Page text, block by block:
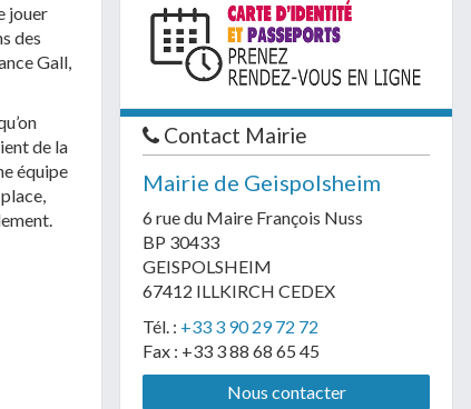
jouer
des
Gall,
de la
équipe
Contact Mairie
Mairie de Geispolsheim
6 rue du Maire François Nuss
BP 30433
GEISPOLSHEIM
67412 ILLKIRCH CEDEX
Tél. : +33 3 90 29 72 72
Fax : +33 3 88 68 65 45
Nous contacter